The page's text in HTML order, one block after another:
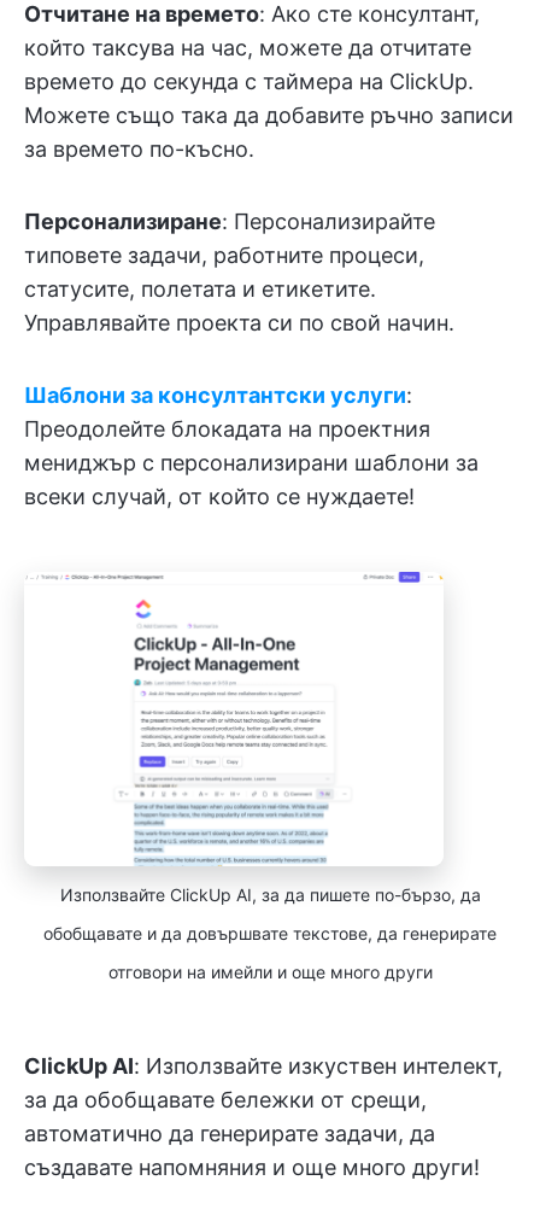
Отчитане на времето: Ако сте консултант,
който таксува на час, можете да отчитате
времето до секунда с таймера на ClickUp.
Можете също така да добавите ръчно записи
за времето по-късно.
Персонализиране: Персонализирайте
типовете задачи, работните процеси,
статусите, полетата и етикетите.
Управлявайте проекта си по свой начин.
Шаблони за консултантски услуги:
Преодолейте блокадата на проектния
мениджър с персонализирани шаблони за
всеки случай, от който се нуждаете!
Използвайте ClickUp AI, за да пишете по-бързо, да
обобщавате и да довършвате текстове, да генерирате
отговори на имейли и още много други
ClickUp AI: Използвайте изкуствен интелект,
за да обобщавате бележки от срещи,
автоматично да генерирате задачи, да
създавате напомняния и още много други!